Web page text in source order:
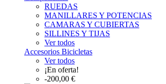
RUEDAS
MANILLARES Y POTENCIAS
CAMARAS Y CUBIERTAS
SILLINES Y TIJAS
Ver todos
Accesorios Bicicletas
Ver todos
¡En oferta!
-200,00 €